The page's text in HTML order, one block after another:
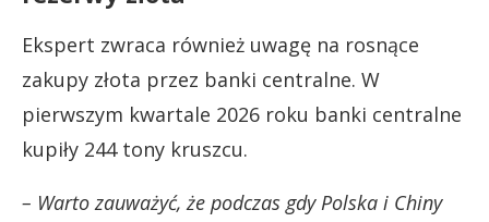
Ekspert zwraca również uwagę na rosnące
zakupy złota przez banki centralne. W
pierwszym kwartale 2026 roku banki centralne
kupiły 244 tony kruszcu.
– Warto zauważyć, że podczas gdy Polska i Chiny